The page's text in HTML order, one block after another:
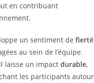
en contribuant
un sentiment de fierté
au sein de l’équipe.
laisse un impact durable,
les participants autour